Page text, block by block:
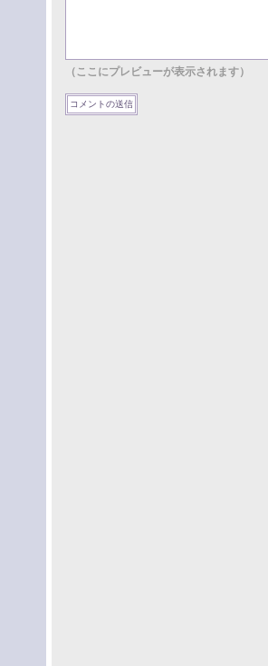
（ここにプレビューが表示されます）